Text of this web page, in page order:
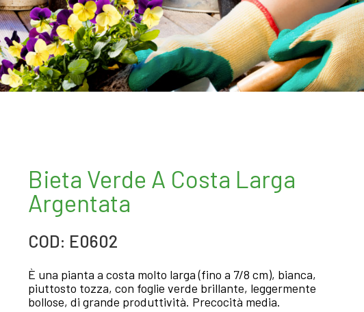
Bieta Verde A Costa Larga
Argentata
COD: E0602
È una pianta a costa molto larga (fino a 7/8 cm), bianca,
piuttosto tozza, con foglie verde brillante, leggermente
bollose, di grande produttività. Precocità media.